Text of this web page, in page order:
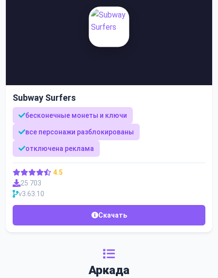
Subway Surfers
бесконечные монеты и ключи
все персонажи разблокированы
отключена реклама
4.5
25 703
v3.63.10
Скачать
Аркада